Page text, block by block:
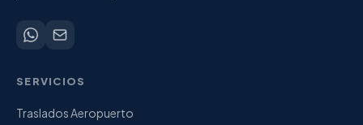
SERVICIOS
Traslados Aeropuerto